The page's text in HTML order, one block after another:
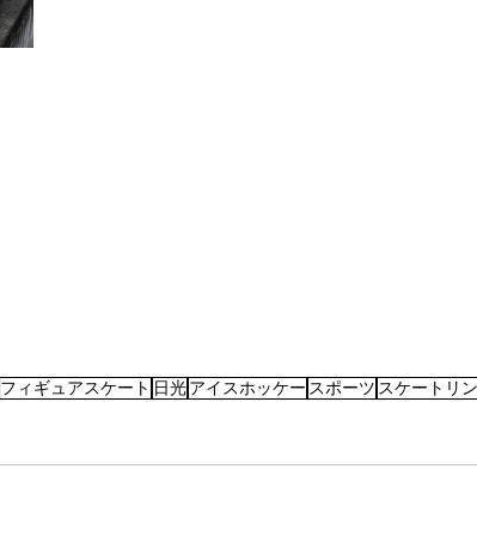
フィギュアスケート 日光アイスホッケー スポーツ スケートリ